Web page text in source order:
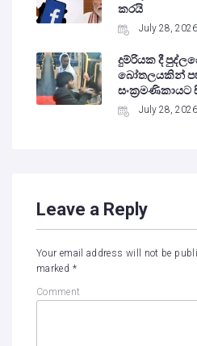
කරයි
July 28, 2026
දුම්රියක දී
බෝතලයකින්
සංක්‍රමණිකායට
July 28, 2026
Leave a Reply
Your email address will not be
marked *
Comment